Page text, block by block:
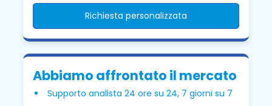
Richiesta personalizzata
Abbiamo affrontato il mercato
Supporto analista 24 ore su 24, 7 giorni su 7